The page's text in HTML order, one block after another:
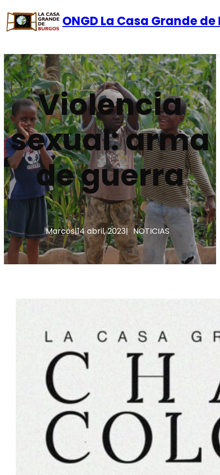
al
contenido
ONGD La Casa Grande
Violencia
sexual: arma
de guerra
Marcos|14 abril, 2023| NOTICIAS